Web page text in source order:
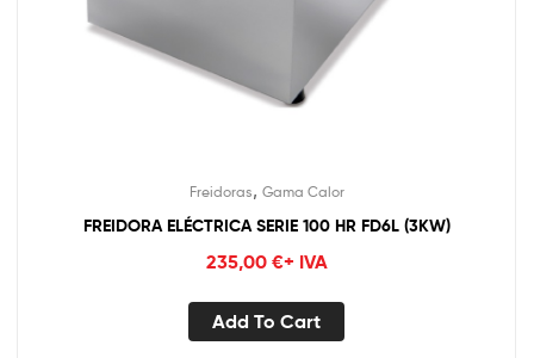
Freidoras, Gama Calor
FREIDORA ELÉCTRICA SERIE 100 HR FD6L (3KW)
235,00 €+ IVA
Add To Cart